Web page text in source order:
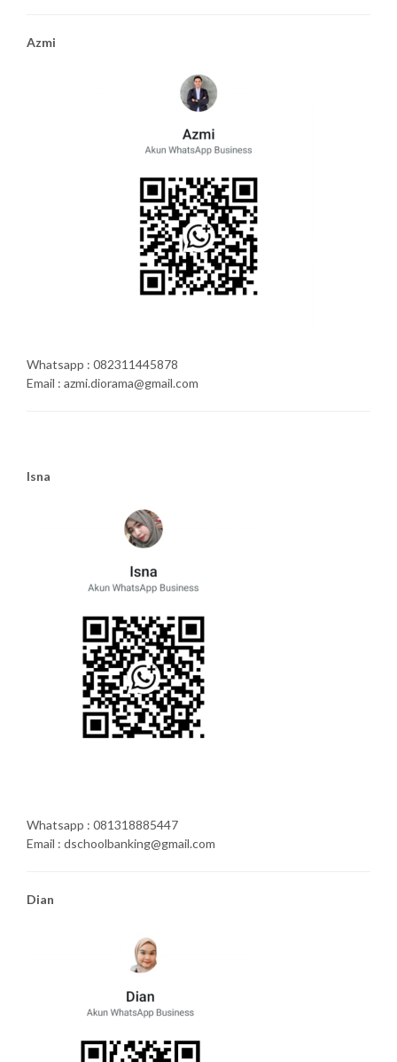
Azmi
Whatsapp : 082311445878
Email : azmi.diorama@gmail.com
Isna
Whatsapp : 081318885447
Email : dschoolbanking@gmail.com
Dian